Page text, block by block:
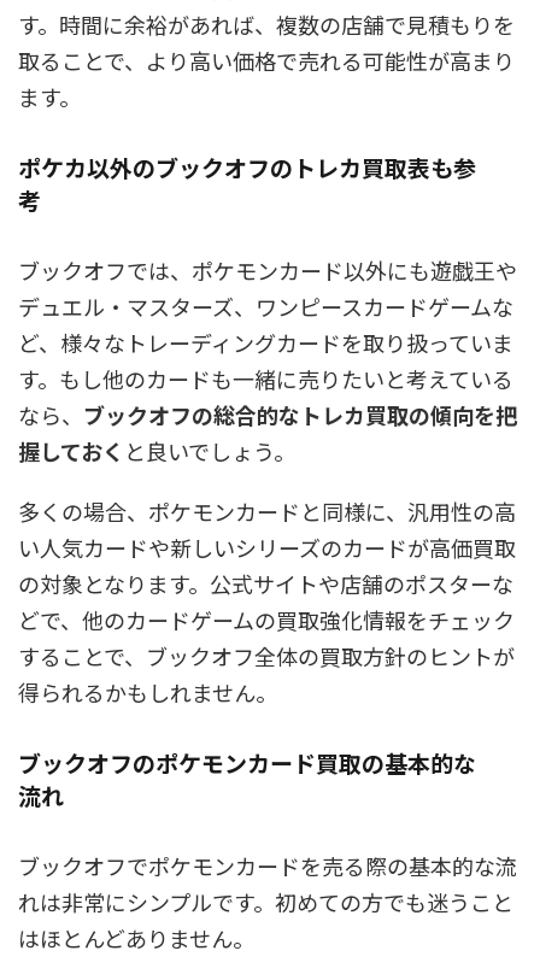
す。時間に余裕があれば、複数の店舗で見積もりを
取ることで、より高い価格で売れる可能性が高まり
ます。
ポケカ以外のブックオフのトレカ買取表も参
考
ブックオフでは、ポケモンカード以外にも遊戯王や
デュエル・マスターズ、ワンピースカードゲームな
ど、様々なトレーディングカードを取り扱っていま
す。もし他のカードも一緒に売りたいと考えている
なら、 ブックオフの総合的なトレカ買取の傾向を把
握しておく と良いでしょう。
多くの場合、ポケモンカードと同様に、汎用性の高
い人気カードや新しいシリーズのカードが高価買取
の対象となります。公式サイトや店舗のポスターな
どで、他のカードゲームの買取強化情報をチェック
することで、ブックオフ全体の買取方針のヒントが
得られるかもしれません。
ブックオフのポケモンカード買取の基本的な
流れ
ブックオフでポケモンカードを売る際の基本的な流
れは非常にシンプルです。初めての方でも迷うこと
はほとんどありません。